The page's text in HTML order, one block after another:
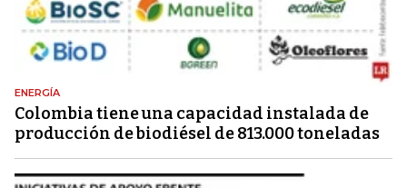
ENERGÍA
Colombia tiene una capacidad instalada de
producción de biodiésel de 813.000 toneladas